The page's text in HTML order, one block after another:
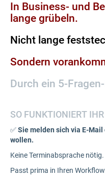
In Business- und
lange grübeln.
Nicht lange
Sondern
Durch ein 5-
SO FUNKTIONIERT
✅Sie melden sich via E-
wollen.
Keine Terminabsprache nötig.
Passt prima in Ihren